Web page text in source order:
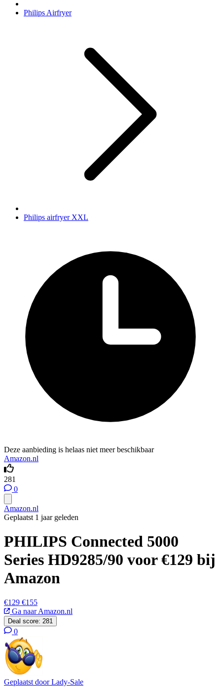
Philips Airfryer
Philips airfryer XXL
Deze aanbieding is helaas niet meer beschikbaar
Amazon.nl
281
0
Amazon.nl
Geplaatst 1 jaar geleden
PHILIPS Connected 5000
Series HD9285/90 voor €129 bij
Amazon
€129 €155
Ga naar Amazon.nl
Deal score: 281
0
Geplaatst doorLady-Sale